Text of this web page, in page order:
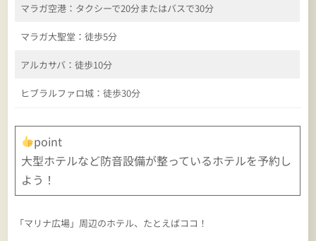
マラガ空港：タクシーで20分またはバスで30分
マラガ大聖堂：徒歩5分
アルカサバ：徒歩10分
ヒブラルファロ城：徒歩30分
point
大型ホテルなど防音設備が整っているホテルを予約し
よう！
「マリナ広場」周辺のホテル、たとえばココ！